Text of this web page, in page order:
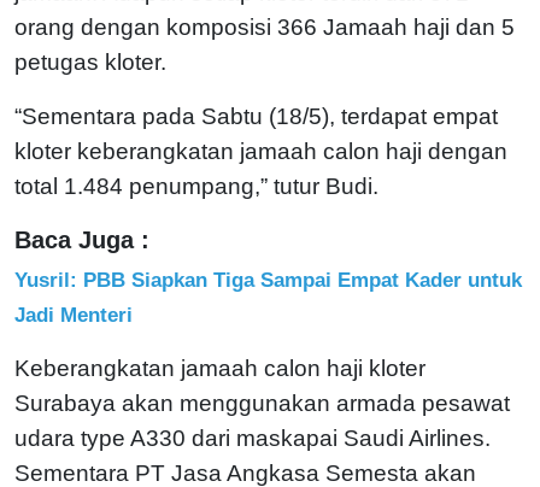
orang dengan komposisi 366 Jamaah haji dan 5
petugas kloter.
“Sementara pada Sabtu (18/5), terdapat empat
kloter keberangkatan jamaah calon haji dengan
total 1.484 penumpang,” tutur Budi.
Baca Juga :
Yusril: PBB Siapkan Tiga Sampai Empat Kader untuk
Jadi Menteri
Keberangkatan jamaah calon haji kloter
Surabaya akan menggunakan armada pesawat
udara type A330 dari maskapai Saudi Airlines.
Sementara PT Jasa Angkasa Semesta akan